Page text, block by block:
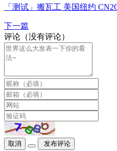
「测试」搬瓦工 美国纽约
下一篇
评论（没有评论）
取消 发布评论